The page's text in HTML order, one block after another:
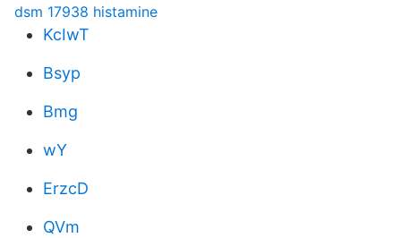
dsm 17938 histamine
KcIwT
Bsyp
Bmg
wY
ErzcD
QVm